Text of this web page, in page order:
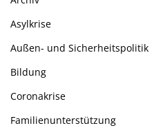
Asylkrise
Außen- und Sicherheitspolitik
Bildung
Coronakrise
Familienunterstützung